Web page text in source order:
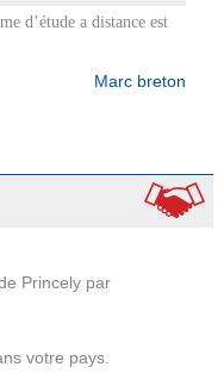
d’étude a distance est
Marc breton
Julien carré
Princely par
votre pays.